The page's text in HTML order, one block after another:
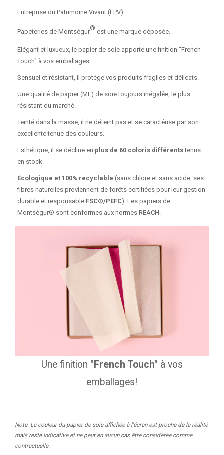
Entreprise du Patrimoine Vivant (EPV).
Papeteries de Montségur® est une marque déposée.
Elégant et luxueux, le papier de soie apporte une finition "French
Touch" à vos emballages.
Sensuel et résistant, il protège vos produits fragiles et délicats.
Une qualité de papier (MF) de soie toujours inégalée, le plus
résistant du marché.
Teinté dans la masse, il ne déteint pas et se caractérise par son
excellente tenue des couleurs.
Esthétique, il se décline en plus de 60 coloris différentstenus
en stock.
Écologique et 100% recyclable (sans chlore et sans acide, ses
fibres naturelles proviennent de forêts certifiées pour leur gestion
durable et responsable FSC®/PEFC). Les papiers de
Montségur® sont conformes aux normes REACH.
Une finition "French Touch" à vos
emballages!
Note: La couleur du papier de soie affichée à l'écran est proche de la réalité
mais reste indicative et ne peut en aucun cas être considérée comme
contractuelle.